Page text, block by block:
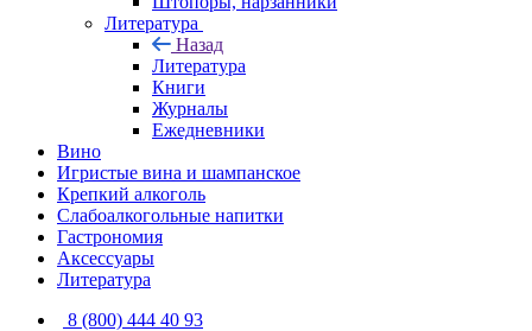
Литература
Назад
Литература
Книги
Журналы
Ежедневники
Вино
Игристые вина и шампанское
Крепкий алкоголь
Слабоалкогольные напитки
Гастрономия
Аксессуары
Литература
8 (800) 444 40 93